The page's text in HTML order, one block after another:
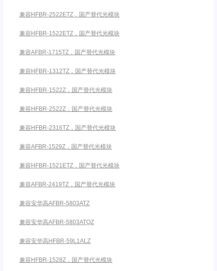
兼容HFBR-2522ETZ，国产替代光模块
兼容HFBR-1522ETZ，国产替代光模块
兼容AFBR-1715TZ，国产替代光模块
兼容HFBR-1312TZ，国产替代光模块
兼容HFBR-1522Z，国产替代光模块
兼容HFBR-2522Z，国产替代光模块
兼容HFBR-2316TZ，国产替代光模块
兼容AFBR-1529Z，国产替代光模块
兼容HFBR-1521ETZ，国产替代光模块
兼容AFBR-2419TZ，国产替代光模块
兼容安华高AFBR-5803ATZ
兼容安华高AFBR-5803ATQZ
兼容安华高HFBR-59L1ALZ
兼容HFBR-1528Z，国产替代光模块